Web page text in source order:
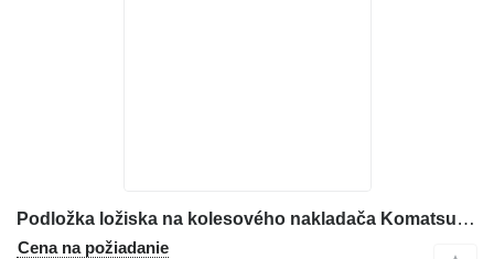
Podložka ložiska na kolesového nakladača Komatsu WA380
Cena na požiadanie